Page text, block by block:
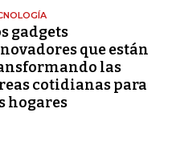
gadgets
que están
las
cotidianas para
hogares